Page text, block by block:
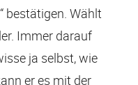
bestätigen. Wählt
Immer darauf
ja selbst, wie
er es mit der